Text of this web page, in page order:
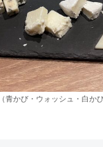
青かび・ウォッシュ・白か